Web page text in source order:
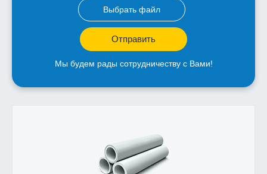
Выбрать файл
Отправить
Мы будем рады сотрудничеству с Вами!